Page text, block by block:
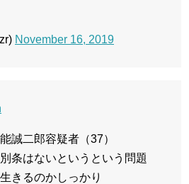
November 16, 2019
誠二郎容疑者（37）
条はないというという問題
きるのかしっかり